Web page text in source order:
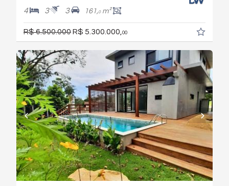
4 3 3 161,0m²
R$ 6.500.000R$ 5.300.000,00